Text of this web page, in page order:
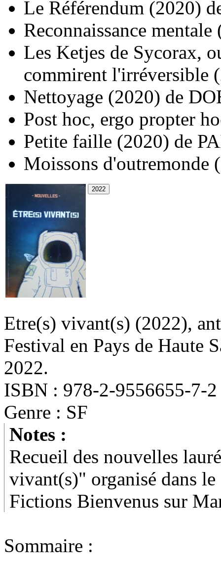
Le Référendum (2020)
Reconnaissance mentale
Les Ketjes de Sycorax,
commirent l'irréversible
Nettoyage (2020) de
Post hoc, ergo propter
Petite faille (2020) de
Moissons d'outremonde
Etre(s) vivant(s) (2022),
Festival en Pays de Haute
2022.
ISBN : 978-2-9556655-7-2
Genre : SF
Notes :
Recueil des nouvelles
vivant(s)" organisé dans le
Fictions Bienvenus sur
Sommaire :